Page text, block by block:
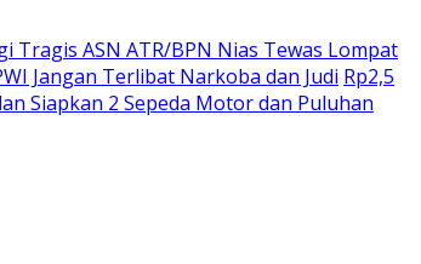
Tragis ASN ATR/BPN Nias Tewas Lompat
Jangan Terlibat Narkoba dan Judi Rp2,5
Siapkan 2 Sepeda Motor dan Puluhan